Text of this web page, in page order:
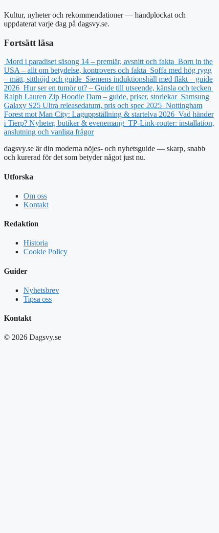
Kultur, nyheter och rekommendationer — handplockat och
uppdaterat varje dag på dagsvy.se.
Fortsätt läsa
Mord i paradiset säsong 14 – premiär, avsnitt och fakta Born in the
USA – allt om betydelse, kontrovers och fakta Soffa med hög rygg
– mått, sitthöjd och guide Siemens induktionshäll med fläkt – guide
2026 Hur ser en tumör ut? – Guide till utseende, känsla och tecken
Ralph Lauren Zip Hoodie Dam – guide, priser, storlekar Samsung
Galaxy S25 Ultra releasedatum, pris och spec 2025 Nottingham
Forest mot Man City: Laguppställning & startelva 2026 Vad händer
i Tierp? Nyheter, butiker & evenemang TP-Link-router: installation,
anslutning och vanliga frågor
dagsvy.se är din moderna nöjes- och nyhetsguide — skarp, snabb
och kurerad för det som betyder något just nu.
Utforska
Om oss
Kontakt
Redaktion
Historia
Cookie Policy
Guider
Nyhetsbrev
Tipsa oss
Kontakt
© 2026 Dagsvy.se